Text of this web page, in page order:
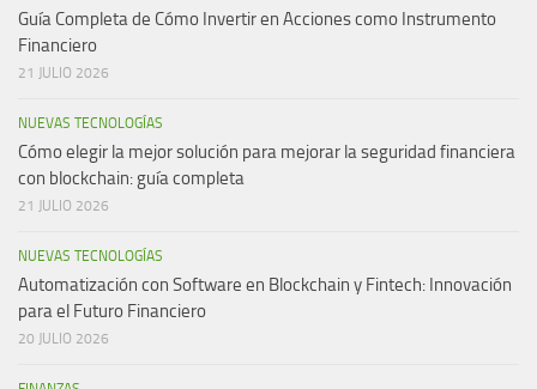
Guía Completa de Cómo Invertir en Acciones como Instrumento
Financiero
21 JULIO 2026
NUEVAS TECNOLOGÍAS
Cómo elegir la mejor solución para mejorar la seguridad financiera
con blockchain: guía completa
21 JULIO 2026
NUEVAS TECNOLOGÍAS
Automatización con Software en Blockchain y Fintech: Innovación
para el Futuro Financiero
20 JULIO 2026